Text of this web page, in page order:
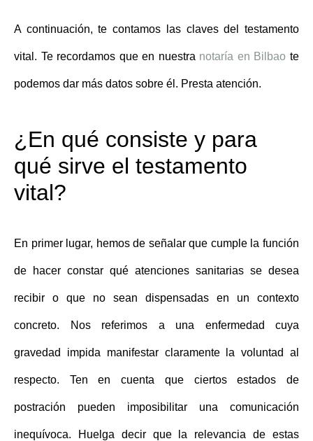
A continuación, te contamos las claves del testamento
vital . Te recordamos que en nuestra notaría en Bilbao te
podemos dar más datos sobre él. Presta atención.
¿En qué consiste y para
qué sirve el testamento
vital?
En primer lugar, hemos de señalar que cumple la función
de hacer constar qué atenciones sanitarias se desea
recibir o que no sean dispensadas en un contexto
concreto. Nos referimos a una enfermedad cuya
gravedad impida manifestar claramente la voluntad al
respecto. Ten en cuenta que ciertos estados de
postración pueden imposibilitar una comunicación
inequívoca. Huelga decir que la relevancia de estas